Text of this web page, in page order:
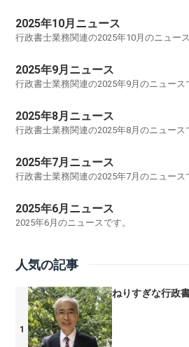
2025年10月ニュース
行政書士業務関連の2025年10月のニュース
2025年9月ニュース
行政書士業務関連の2025年9月のニュース
2025年8月ニュース
行政書士業務関連の2025年8月のニュース
2025年7月ニュース
行政書士業務関連の2025年7月のニュース
2025年6月ニュース
2025年6月のニュースです。
人気の記事
ねりすぎな行政